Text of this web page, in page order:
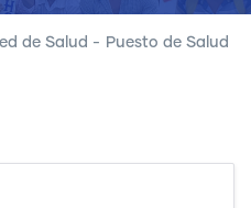
de Salud - Puesto de Salud